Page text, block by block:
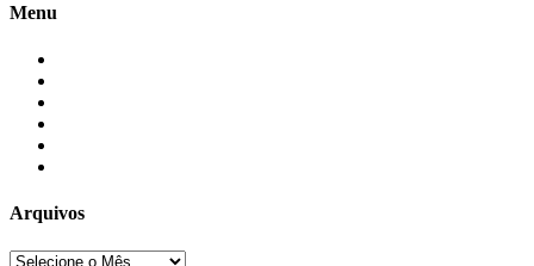
Menu
Arquivos